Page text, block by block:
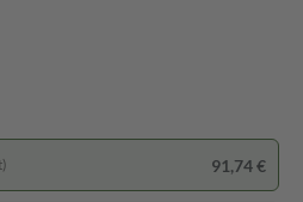
91,74 €